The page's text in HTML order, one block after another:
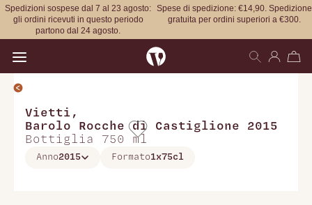
Spedizioni sospese dal 7 al 23 agosto:
gli ordini ricevuti in questo periodo
partono dal 24 agosto.
Spese di spedizione: €14,90. Spedizione
gratuita per ordini superiori a €300.
Vietti ,
Barolo Rocche di Castiglione 2015
Bottiglia 750 ml
Anno2015 Formato1x75cl